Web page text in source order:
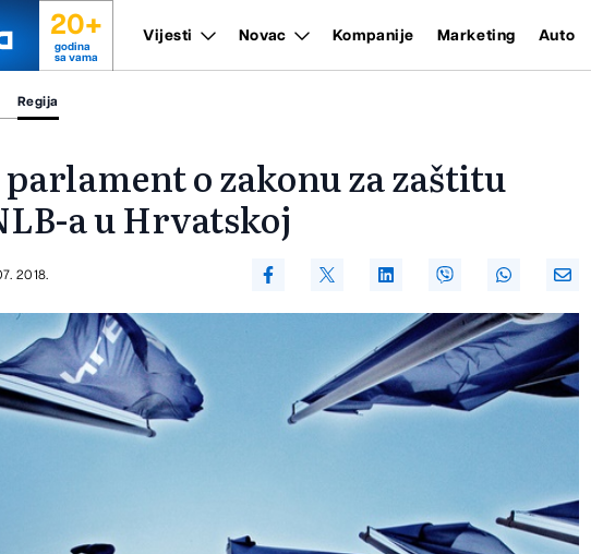
20+
godina
sa vama
Vijesti Novac Kompanije Marketing Auto
Regija
o zakonu za zaštitu
a u Hrvatskoj
2018.